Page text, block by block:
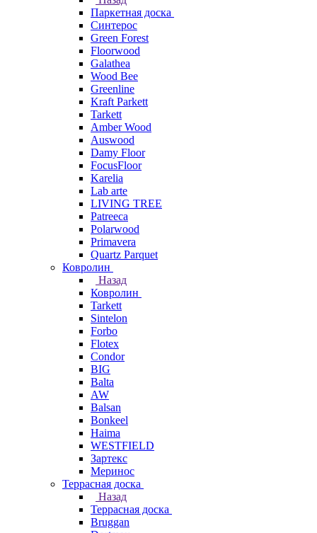
Паркетная доска
Синтерос
Green Forest
Floorwood
Galathea
Wood Bee
Greenline
Kraft Parkett
Tarkett
Amber Wood
Auswood
Damy Floor
FocusFloor
Karelia
Lab arte
LIVING TREE
Patreeca
Polarwood
Primavera
Quartz Parquet
Ковролин
Назад
Ковролин
Tarkett
Sintelon
Forbo
Flotex
Condor
BIG
Balta
AW
Balsan
Bonkeel
Haima
WESTFIELD
Зартекс
Меринос
Террасная доска
Назад
Террасная доска
Bruggan